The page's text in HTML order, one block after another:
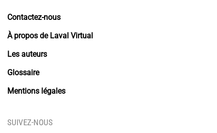
Contactez-nous
À propos de Laval Virtual
Les auteurs
Glossaire
Mentions légales
SUIVEZ-NOUS